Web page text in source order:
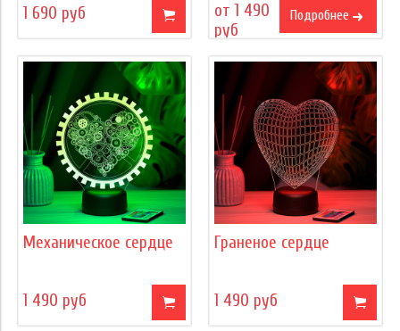
1 690 руб
от 1 490
руб
Подробнее
Механическое сердце
1 490 руб
Граненое сердце
1 490 руб